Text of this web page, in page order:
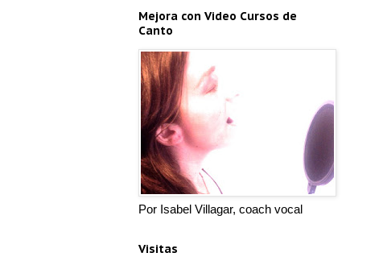
Mejora con Video Cursos de
Canto
Por Isabel Villagar, coach vocal
Visitas